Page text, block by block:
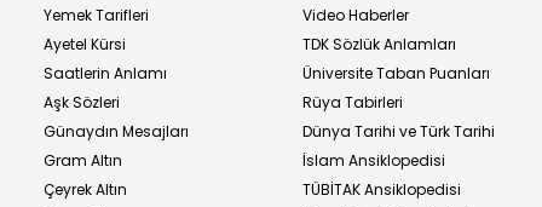
Yemek Tarifleri
Ayetel Kürsi
Saatlerin Anlamı
Aşk Sözleri
Günaydın Mesajları
Gram Altın
Çeyrek Altın
Video Haberler
TDK Sözlük Anlamları
Üniversite Taban Puanları
Rüya Tabirleri
Dünya Tarihi ve Türk Tarihi
İslam Ansiklopedisi
TÜBİTAK Ansiklopedisi